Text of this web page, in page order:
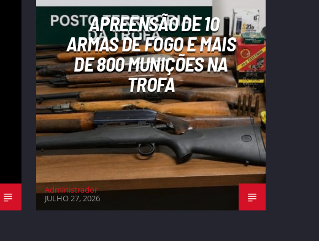
APREENSÃO DE 10
ARMAS DE FOGO E MAIS
DE 800 MUNIÇÕES NA
TROFA
Administrador
JULHO 27, 2026